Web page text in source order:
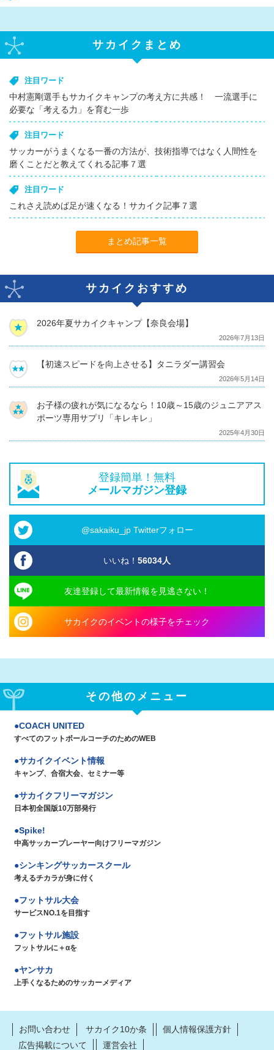
サカイクまとめ
注目ワード
中村憲剛選手もサカイクキャンプの考え方に共感！ 一流選手に
必要な「考える力」を育む一歩
注目ワード
サッカーがうまくなる一番の方法が、技術指導ではなく人間性を
磨くことだと教えてくれる記事７選
注目ワード
これさえ読めば足が速くなる！サカイク記事７選
まとめ記事一覧
サカイクおすすめ
2026年夏サカイクキャンプ【奈良会場】
2026年7月13日
【初速スピードを向上させる】タニラダー講習会
2026年5月14日
お子様の疲れが気になるなら！10歳～15歳のジュニアアス
ポーツ専用サプリ「キレキレ」
2025年4月30日
登録簡単！無料
メールマガジン登録
@sakaiku_jp Twitterフォロー
いいね！ 56034人
友達登録して最新情報を見逃さない！
サカイクのイベントの様子をチェック
その他のメニュー
COACH UNITED
すべてのフットボールコーチのためのWEB
サカイクイベント情報
キャンプ、合宿大会、セミナー等
サカイクフリーマガジン
日本初全国版10万部発行
Spike!
中高サッカープレーヤー向けフリーマガジン
シンキングサッカースクール
考えるチカラが身に付く
フットサル大会
サービスNO.1を目指す
フットサル施設
フットサルに＋αを
ヤンサカ
上手くなるためのサッカーメディア
お問い合わせ サカイク10か条
個人情報保護方針
広告掲載について
運営会社